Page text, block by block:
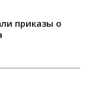
приказы о